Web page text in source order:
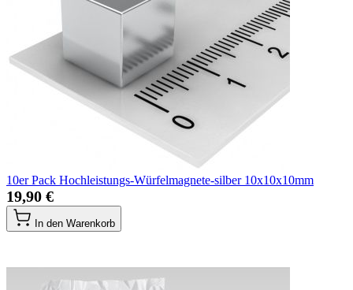
10er Pack Hochleistungs-Würfelmagnete-silber 10x10x10mm
19,90 €
In den Warenkorb